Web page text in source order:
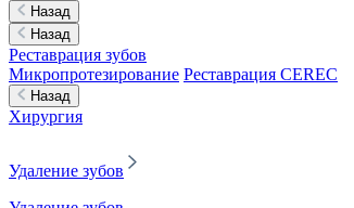
Назад
Назад
Реставрация зубов
Микропротезирование Реставрация CEREC
Назад
Хирургия
Удаление зубов